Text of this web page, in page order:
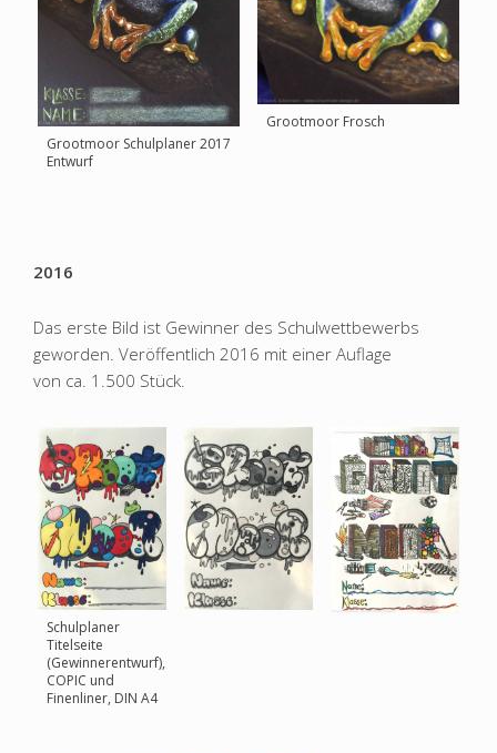
Grootmoor Schulplaner 2017
Entwurf
Grootmoor Frosch
2016
Das erste Bild ist Gewinner des Schulwettbewerbs
geworden. Veröffentlich 2016 mit einer Auflage
von ca. 1.500 Stück.
Schulplaner
Titelseite
(Gewinnerentwurf),
COPIC und
Finenliner, DIN A4